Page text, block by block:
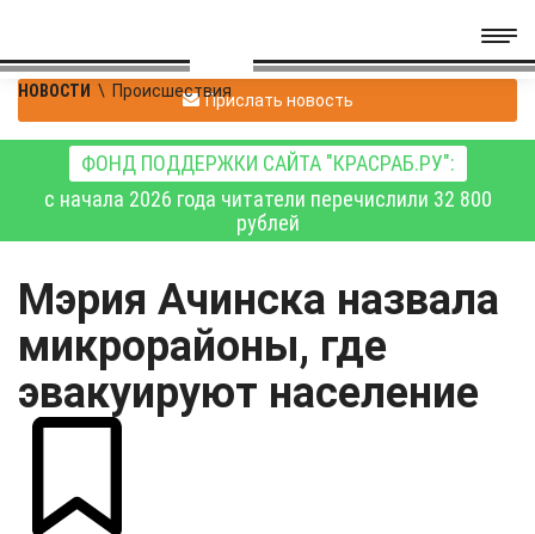
НОВОСТИ \ ПроисшествияПрислать новость
ФОНД ПОДДЕРЖКИ САЙТА "КРАСРАБ.РУ":
с начала 2026 года читатели перечислили 32 800
рублей
Мэрия Ачинска назвала
микрорайоны, где
эвакуируют население